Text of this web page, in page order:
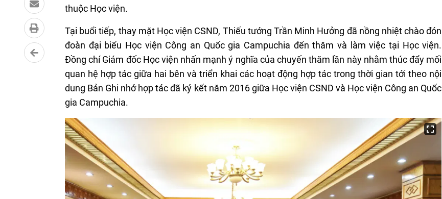
thuộc Học viện.
Tại buổi tiếp, thay mặt Học viện CSND, Thiếu tướng Trần Minh Hưởng đã nồng nhiệt chào đón
đoàn đại biểu Học viện Công an Quốc gia Campuchia đến thăm và làm việc tại Học viện.
Đồng chí Giám đốc Học viện nhấn mạnh ý nghĩa của chuyến thăm lần này nhằm thúc đẩy mối
quan hệ hợp tác giữa hai bên và triển khai các hoạt động hợp tác trong thời gian tới theo nội
dung Bản Ghi nhớ hợp tác đã ký kết năm 2016 giữa Học viện CSND và Học viện Công an Quốc
gia Campuchia.